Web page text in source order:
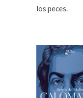
los peces.